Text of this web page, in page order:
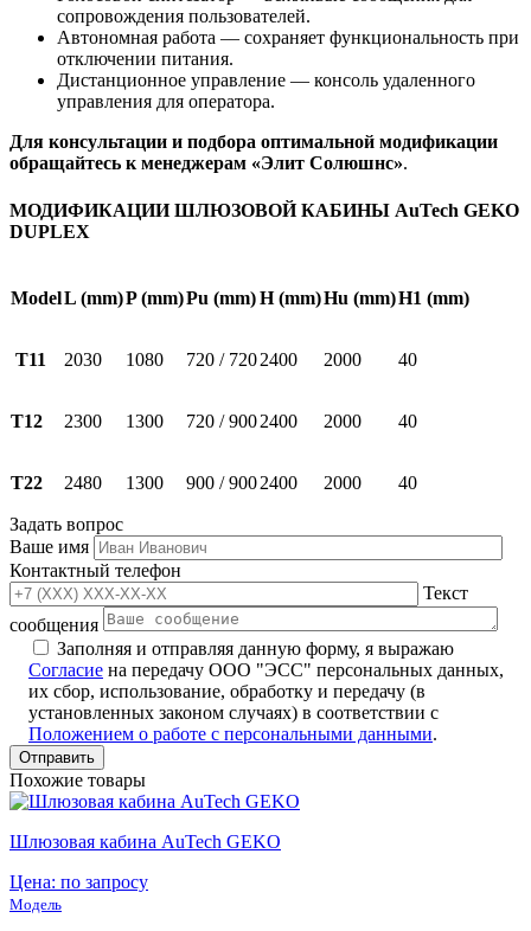
сопровождения пользователей.
Автономная работа — сохраняет функциональность при
отключении питания.
Дистанционное управление — консоль удаленного
управления для оператора.
Для консультации и подбора оптимальной модификации
обращайтесь к менеджерам «Элит Солюшнс».
МОДИФИКАЦИИ ШЛЮЗОВОЙ КАБИНЫ AuTech GEKO
DUPLEX
ModelL (mm)P (mm)Pu (mm)H (mm)Hu (mm)H1 (mm)
T11 2030 1080 720 / 7202400 2000 40
T12 2300 1300 720 / 9002400 2000 40
T22 2480 1300 900 / 9002400 2000 40
Задать вопрос
Ваше имя
Контактный телефон
Текст
сообщения
Заполняя и отправляя данную форму, я выражаю
Согласие на передачу ООО "ЭСС" персональных данных,
их сбор, использование, обработку и передачу (в
установленных законом случаях) в соответствии с
Положением о работе с персональными данными.
Похожие товары
Шлюзовая кабина AuTech GEKO
Цена: по запросу
Модель